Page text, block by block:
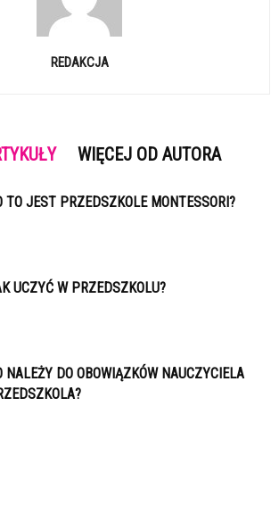
REDAKCJA
WIĘCEJ OD AUTORA
TO JEST PRZEDSZKOLE MONTESSORI?
UCZYĆ W PRZEDSZKOLU?
NALEŻY DO OBOWIĄZKÓW NAUCZYCIELA